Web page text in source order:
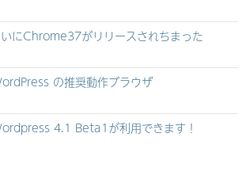
にChrome37がリリースされちまった
の推奨動作ブラウザ
4.1 Beta1が利用できます！